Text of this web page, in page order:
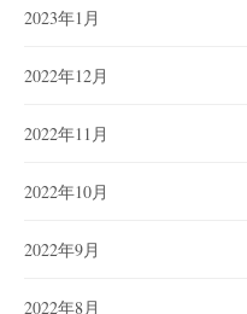
2023年1月
2022年12月
2022年11月
2022年10月
2022年9月
2022年8月